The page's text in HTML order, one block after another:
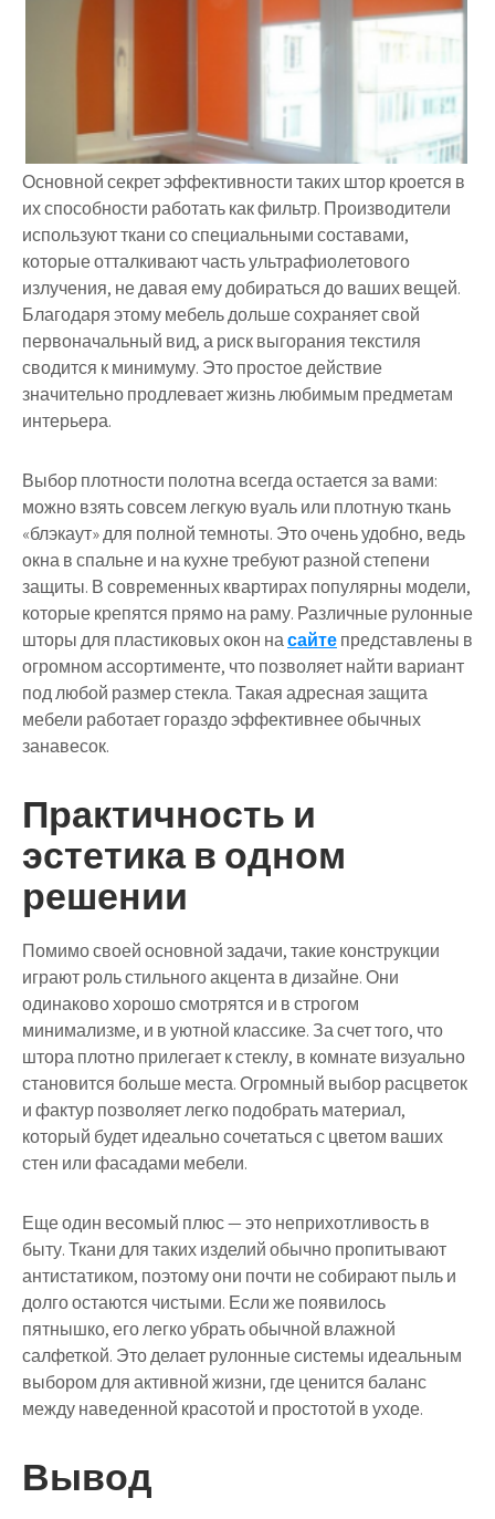
Основной секрет эффективности таких штор кроется в
их способности работать как фильтр. Производители
используют ткани со специальными составами,
которые отталкивают часть ультрафиолетового
излучения, не давая ему добираться до ваших вещей.
Благодаря этому мебель дольше сохраняет свой
первоначальный вид, а риск выгорания текстиля
сводится к минимуму. Это простое действие
значительно продлевает жизнь любимым предметам
интерьера.
Выбор плотности полотна всегда остается за вами:
можно взять совсем легкую вуаль или плотную ткань
«блэкаут» для полной темноты. Это очень удобно, ведь
окна в спальне и на кухне требуют разной степени
защиты. В современных квартирах популярны модели,
которые крепятся прямо на раму. Различные рулонные
шторы для пластиковых окон насайтепредставлены в
огромном ассортименте, что позволяет найти вариант
под любой размер стекла. Такая адресная защита
мебели работает гораздо эффективнее обычных
занавесок.
Практичность и
эстетика в одном
решении
Помимо своей основной задачи, такие конструкции
играют роль стильного акцента в дизайне. Они
одинаково хорошо смотрятся и в строгом
минимализме, и в уютной классике. За счет того, что
штора плотно прилегает к стеклу, в комнате визуально
становится больше места. Огромный выбор расцветок
и фактур позволяет легко подобрать материал,
который будет идеально сочетаться с цветом ваших
стен или фасадами мебели.
Еще один весомый плюс — это неприхотливость в
быту. Ткани для таких изделий обычно пропитывают
антистатиком, поэтому они почти не собирают пыль и
долго остаются чистыми. Если же появилось
пятнышко, его легко убрать обычной влажной
салфеткой. Это делает рулонные системы идеальным
выбором для активной жизни, где ценится баланс
между наведенной красотой и простотой в уходе.
Вывод